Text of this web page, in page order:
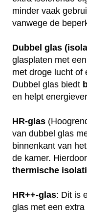
minder vaak
vanwege de
Dubbel glas
glasplaten met
met droge lucht of
Dubbel glas biedt
en helpt
HR-glas
van dubbel glas
binnenkant van
de kamer.
thermische
HR++-glas: Dit is
glas met een